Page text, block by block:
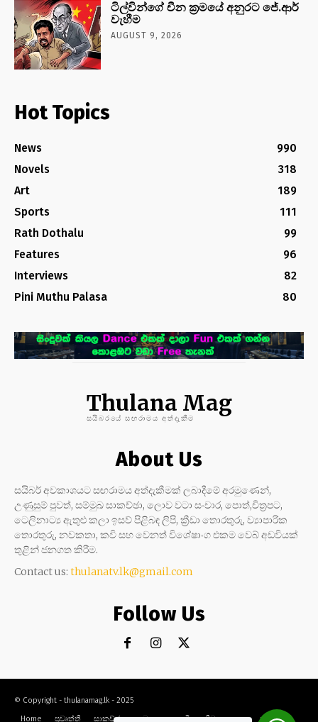
ටිල්වින්ගේ චීන ක්‍රමයේ අනුරට ජේ.ආර්
වැහීම
AUGUST 9, 2026
Hot Topics
News
990
Novels
318
Art
189
Sports
111
Rath Dothalu
99
Features
96
Interviews
82
Pini Muthu Palasa
80
Thulana Mag
සයිබරයේ සඟරාමය අත්දැකීම
About Us
සයිබර් අවකාශයට සඟරාමය අත්දැකීමක් ලබාදීමේ අරමුණෙන්,
උණුසුම් පුවත්, සම්මුඛ සාකච්ඡා, ලොව වටා සංචාර, පොත්,චිත්‍රපට,
ටෙලිනාට්‍ය ඇතුළු කලා ඉසව් පිළිබඳ ලිපි, ක්‍රීඩා තොරතුරු, ව්‍යාපාරික
තොරතුරු, නවකතා, කවි සහ වෙනත් විශේෂාංග එකම වෙබ් අඩවියක්
තුළින් ජනගත කිරීම.
Contact us: thulanatv.lk@gmail.com
Follow Us
© Copyright - thulanamag.lk - 2025
Home
ප්‍රවෘත්ති සාකච්ඡා නවකතා කවි ක්‍රීඩා කලා සංචාර